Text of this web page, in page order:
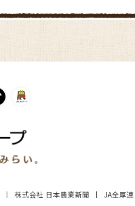
株式会社 日本農業新聞 JA全厚連